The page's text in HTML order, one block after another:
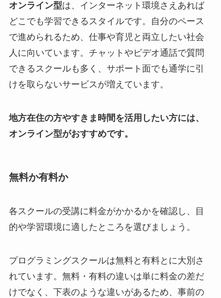
オンライン型は、インターネット環境さえあれば
どこでも学習できるスタイルです。自分のペース
で進められるため、仕事や育児と両立したい社会
人に向いています。チャットやビデオ通話で質問
できるスクールも多く、サポート面でも通学に引
けを取らないサービスが増えています。
地方在住の方やすきま時間を活用したい方には、
オンライン型がおすすめです。
無料か有料か
各スクールの受講に料金がかかるかを確認し、目
的や学習環境に適したところを選びましょう。
プログラミングスクールは無料と有料とに大別さ
れています。無料・有料の違いは単に料金の差だ
けでなく、下表のような違いがあるため、事前の